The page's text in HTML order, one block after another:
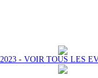
- VOIR TOUS LES